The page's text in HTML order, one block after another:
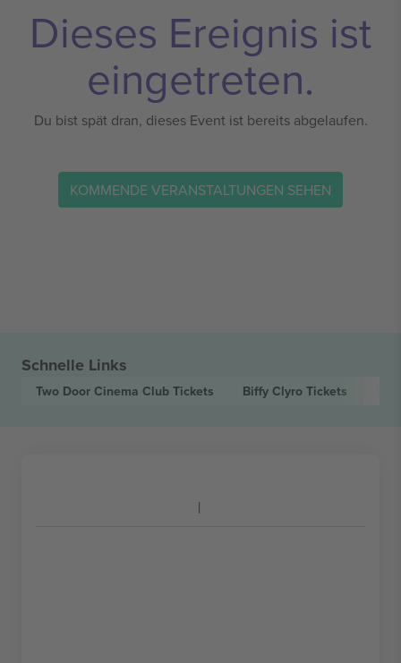
Dieses Ereignis ist
eingetreten.
Du bist spät dran, dieses Event ist bereits abgelaufen.
KOMMENDE VERANSTALTUNGEN SEHEN
Schnelle Links
Two Door Cinema Club Tickets Biffy Clyro Tickets